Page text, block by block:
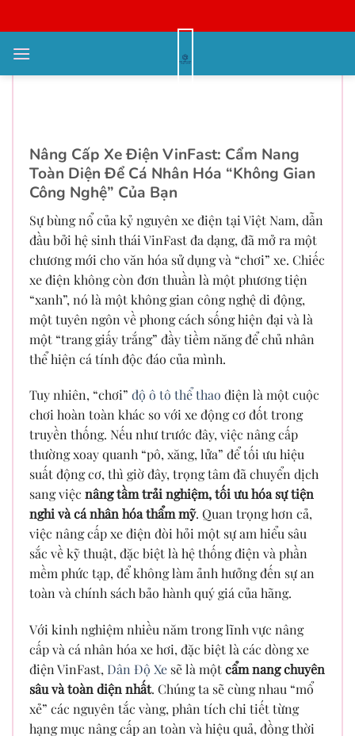
qua
nội
Nâng Cấp Xe Điện VinFast
Nâng Cấp Xe Điện VinFast: Cẩm Nang
Toàn Diện Để Cá Nhân Hóa “Không Gian
Công Nghệ” Của Bạn
Sự bùng nổ của kỷ nguyên xe điện tại Việt Nam, dẫn
đầu bởi hệ sinh thái VinFast đa dạng, đã mở ra một
chương mới cho văn hóa sử dụng và “chơi” xe. Chiếc
xe điện không còn đơn thuần là một phương tiện
“xanh”, nó là một không gian công nghệ di động,
một tuyên ngôn về phong cách sống hiện đại và là
một “trang giấy trắng” đầy tiềm năng để chủ nhân
thể hiện cá tính độc đáo của mình.
Tuy nhiên, “chơi” độ ô tô thể thao điện là một cuộc
chơi hoàn toàn khác so với xe động cơ đốt trong
truyền thống. Nếu như trước đây, việc nâng cấp
thường xoay quanh “pô, xăng, lửa” để tối ưu hiệu
suất động cơ, thì giờ đây, trọng tâm đã chuyển dịch
sang việc nâng tầm trải nghiệm, tối ưu hóa sự tiện
nghi và cá nhân hóa thẩm mỹ. Quan trọng hơn cả,
việc nâng cấp xe điện đòi hỏi một sự am hiểu sâu
sắc về kỹ thuật, đặc biệt là hệ thống điện và phần
mềm phức tạp, để không làm ảnh hưởng đến sự an
toàn và chính sách bảo hành quý giá của hãng.
Với kinh nghiệm nhiều năm trong lĩnh vực nâng
cấp và cá nhân hóa xe hơi, đặc biệt là các dòng xe
điện VinFast, Dân Độ Xe sẽ là mộtcẩm nang chuyên
sâu và toàn diện nhất. Chúng ta sẽ cùng nhau “mổ
xẻ” các nguyên tắc vàng, phân tích chi tiết từng
hạng mục nâng cấp an toàn và hiệu quả, đồng thời